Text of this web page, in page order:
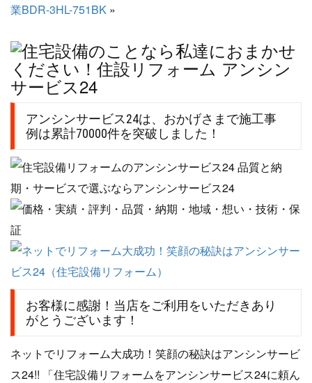
業BDR-3HL-751BK »
アンシンサービス24は、おかげさまで施工事
例は累計70000件を突破しました！
お客様に感謝！当店をご利用をいただきあり
がとうございます！
ネットでリフォーム大成功！笑顔の秘訣はアンシンサービ
ス24!! 「住宅設備リフォームをアンシンサービス24に頼ん